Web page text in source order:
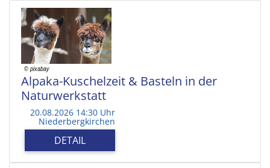
Alpaka-Kuschelzeit & Basteln in der
Naturwerkstatt
20.08.2026 14:30 Uhr
Niederbergkirchen
DETAIL